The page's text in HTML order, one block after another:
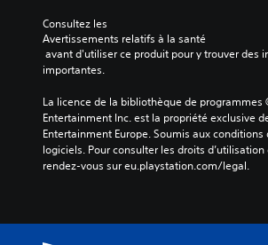
Consultez les
Avertissements relatifs à la santé
importantes.
La licence de la bibliothèque de
Entertainment Inc. est la propriété exclusive
Entertainment Europe. Soumis aux conditions
logiciels. Pour consulter les droits
rendez-vous sur eu.playstation.com/legal.